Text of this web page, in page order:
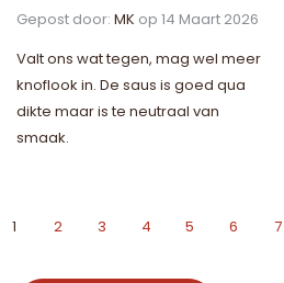
Gepost door: MK op 14 Maart 2026
Valt ons wat tegen, mag wel meer
knoflook in. De saus is goed qua
dikte maar is te neutraal van
smaak.
1 2 3 4 5 6 7